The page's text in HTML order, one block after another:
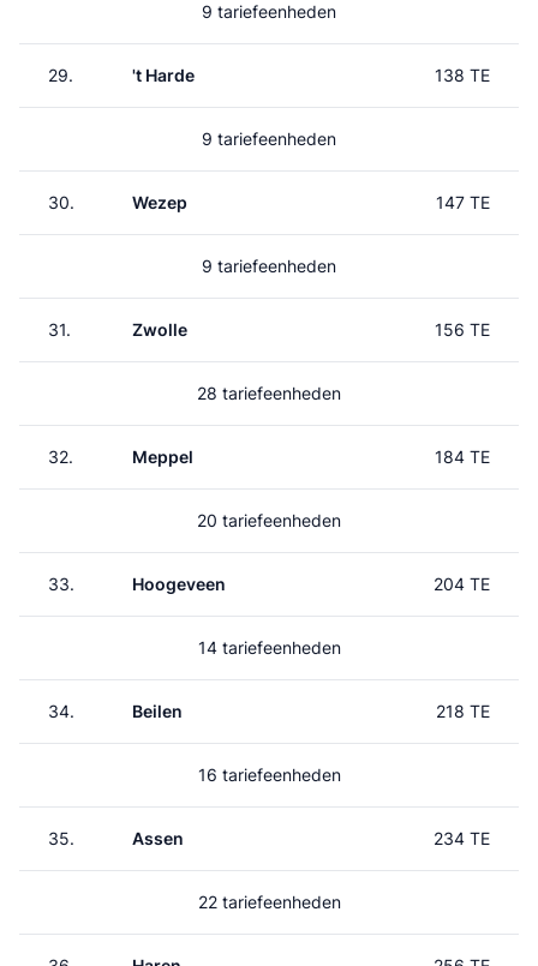
9 tariefeenheden
29. 't Harde 138 TE
9 tariefeenheden
30. Wezep 147 TE
9 tariefeenheden
31. Zwolle 156 TE
28 tariefeenheden
32. Meppel 184 TE
20 tariefeenheden
33. Hoogeveen 204 TE
14 tariefeenheden
34. Beilen 218 TE
16 tariefeenheden
35. Assen 234 TE
22 tariefeenheden